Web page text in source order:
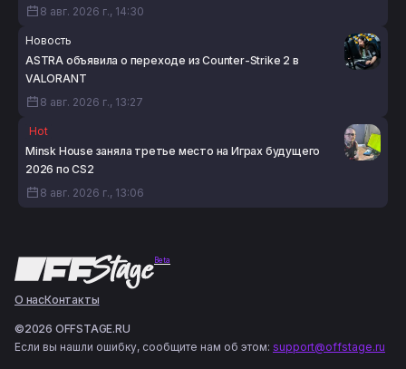
8 авг. 2026 г., 14:30
Новость
ASTRA объявила о переходе из Counter-Strike 2 в
VALORANT
8 авг. 2026 г., 13:27
Hot
Minsk House заняла третье место на Играх будущего
2026 по CS2
8 авг. 2026 г., 13:06
Beta
О насКонтакты
©2026 OFFSTAGE.RU
Если вы нашли ошибку, сообщите нам об этом: support@offstage.ru